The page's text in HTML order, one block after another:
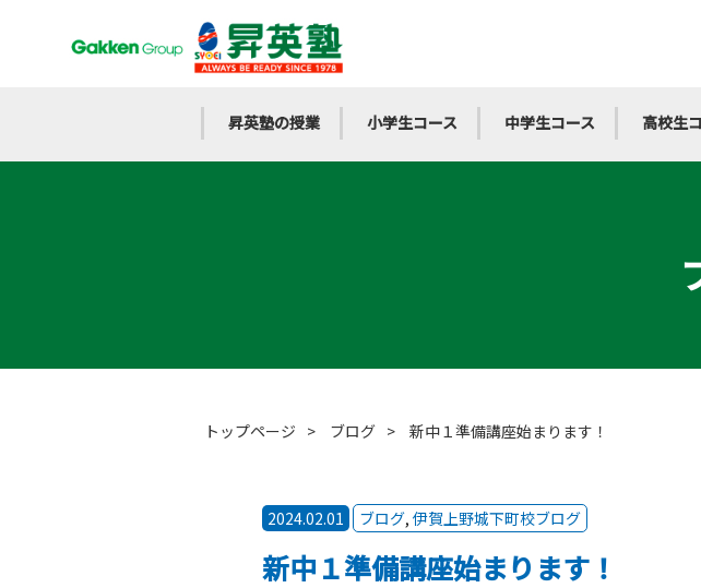
昇英塾の授業 小学生コース 中学生コース 高校生
トップページ > ブログ > 新中１準備講座始まります！
2024.02.01 ブログ, 伊賀上野城下町校ブログ
新中１準備講座始まります！